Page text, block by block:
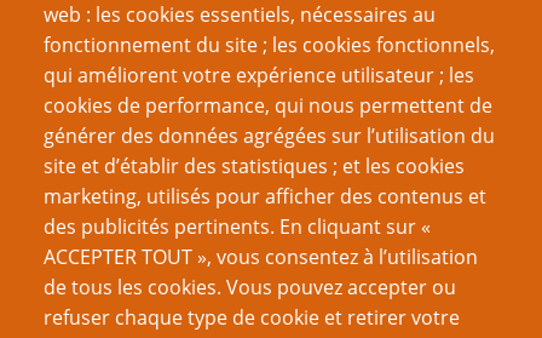
web : les cookies essentiels, nécessaires au
fonctionnement du site ; les cookies fonctionnels,
qui améliorent votre expérience utilisateur ; les
cookies de performance, qui nous permettent de
générer des données agrégées sur l’utilisation du
site et d’établir des statistiques ; et les cookies
marketing, utilisés pour afficher des contenus et
des publicités pertinents. En cliquant sur «
ACCEPTER TOUT », vous consentez à l’utilisation
de tous les cookies. Vous pouvez accepter ou
refuser chaque type de cookie et retirer votre
Créer un nouveau compte
Réinitialiser votre mot de passe
VOUS AIMEREZ AUSSI
Débarrassez vos monstres du validisme
Campagne frontalière - une tambouille de Troy